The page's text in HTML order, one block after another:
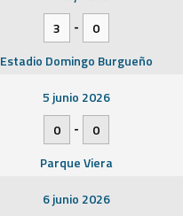
3
-
0
Estadio Domingo Burgueño
5 junio 2026
0
-
0
Parque Viera
6 junio 2026